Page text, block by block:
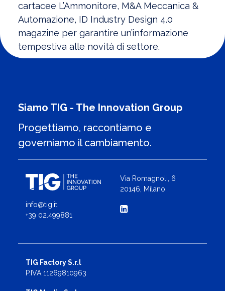
cartacee L’Ammonitore, M&A Meccanica &
Automazione, ID Industry Design 4.0
magazine per garantire un’informazione
tempestiva alle novità di settore.
Siamo TIG - The Innovation Group
Progettiamo, raccontiamo e
governiamo il cambiamento.
info@tig.it
+39 02.499881
Via Romagnoli, 6
20146, Milano
TIG Factory S.r.l
P.IVA 11269810963